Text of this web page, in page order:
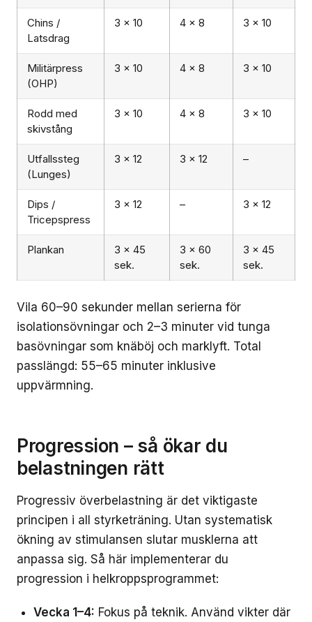
Chins /
Latsdrag
3 × 10 4 × 8 3 × 10
Militärpress
(OHP)
3 × 10 4 × 8 3 × 10
Rodd med
skivstång
3 × 10 4 × 8 3 × 10
Utfallssteg
(Lunges)
3 × 12 3 × 12 –
Dips /
Tricepspress
3 × 12 – 3 × 12
Plankan
3 × 45
sek.
3 × 60
sek.
3 × 45
sek.
Vila 60–90 sekunder mellan serierna för
isolationsövningar och 2–3 minuter vid tunga
basövningar som knäböj och marklyft. Total
passlängd: 55–65 minuter inklusive
uppvärmning.
Progression – så ökar du
belastningen rätt
Progressiv överbelastning är det viktigaste
principen i all styrketräning. Utan systematisk
ökning av stimulansen slutar musklerna att
anpassa sig. Så här implementerar du
progression i helkroppsprogrammet:
Vecka 1–4: Fokus på teknik. Använd vikter där